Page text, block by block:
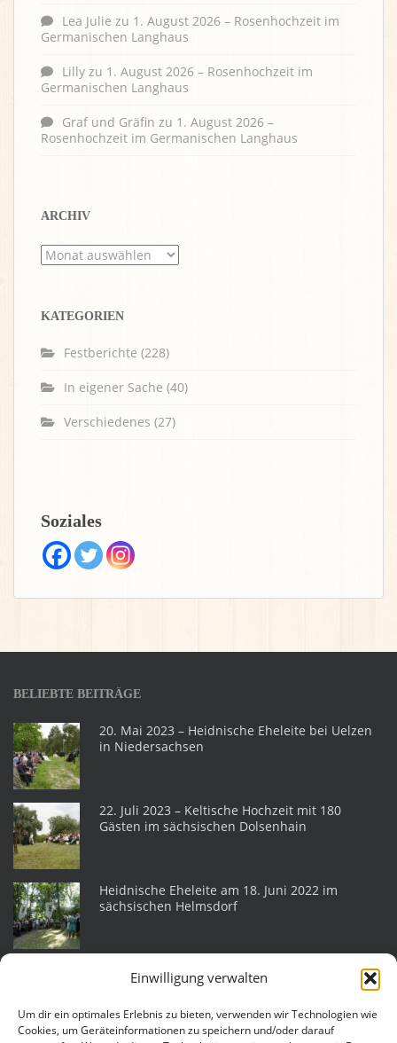
Einwilligung verwalten
Um dir ein optimales Erlebnis zu bieten, verwenden wir Technologien wie
Cookies, um Geräteinformationen zu speichern und/oder darauf
Lea Julie zu 1. August 2026 – Rosenhochzeit im
Germanischen Langhaus
Lilly zu 1. August 2026 – Rosenhochzeit im
Germanischen Langhaus
Graf und Gräfin zu 1. August 2026 –
Rosenhochzeit im Germanischen Langhaus
ARCHIV
Archiv
KATEGORIEN
Festberichte (228)
In eigener Sache (40)
Verschiedenes (27)
Soziales
BELIEBTE BEITRÄGE
20. Mai 2023 – Heidnische Eheleite bei Uelzen
in Niedersachsen
22. Juli 2023 – Keltische Hochzeit mit 180
Gästen im sächsischen Dolsenhain
Heidnische Eheleite am 18. Juni 2022 im
sächsischen Helmsdorf
Eheleite am 25. Juli 2015 auf der Katlenburg